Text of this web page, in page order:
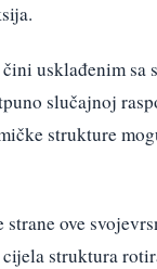
usklađenim sa
slučajnoj
strukture
ove
struktura